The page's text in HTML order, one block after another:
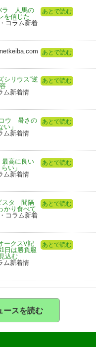
ラ 人馬の
を信じた
コラム新着
あとで読む
あとで読む
シリウス“逆
ム新着情
あとで読む
コウ 暑さの
」
ム新着情
あとで読む
最高に良い
い」
ム新着情
あとで読む
スタ 間隔
かり食べて
コラム新着
あとで読む
ークスV記
日は勝負服
込む
ム新着情
あとで読む
ースを読む